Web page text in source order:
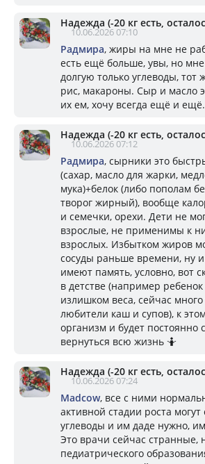
Надежда (-20 кг есть,
10.06.2026 07:10
Радмира, жиры на мне не
есть ещё больше, увы, но
долгую только углеводы, тот
рис, макароны. Сыр и масло
их ем, хочу всегда ещё и ещё.
Надежда (-20 кг есть,
10.06.2026 07:12
Радмира, сырники это
(сахар, масло для жарки,
мука)+белок (либо пополам
творог жирный), вообще
и семечки, орехи. Дети не
взрослые, не применимы к
взрослых. Избытком жиров
сосуды раньше времени, ну
имеют память, условно, вот
в детстве (например ребенок
излишком веса, сейчас много
любители каш и супов), к
организм и будет постоянно
вернуться всю жизнь 🤷
Надежда (-20 кг есть,
10.06.2026 07:24
Madcow, все с ними
активной стадии роста
углеводы и им даде нужно,
Это врачи сейчас странные,
педиатрического